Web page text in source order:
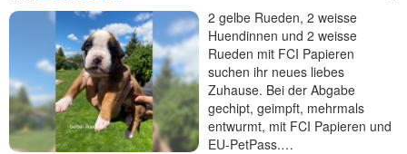
2 gelbe Rueden, 2 weisse
Huendinnen und 2 weisse
Rueden mit FCI Papieren
suchen ihr neues liebes
Zuhause. Bei der Abgabe
gechipt, geimpft, mehrmals
entwurmt, mit FCI Papieren und
EU-PetPass.…